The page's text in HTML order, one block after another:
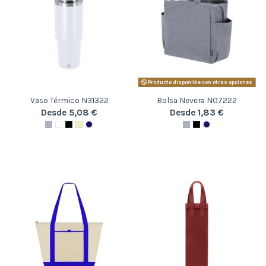
Vaso Térmico N31322
Desde 5,08 €
Producto disponible con otras opciones
Bolsa Nevera N07222
Desde 1,83 €